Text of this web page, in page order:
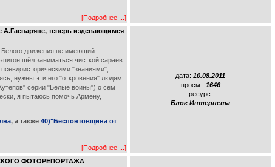
[Подробнее ...]
теперь издевающимся
Белого движения не имеющий
шёл заниматься чисткой сараев
"знаниями",
нужны эти его "откровения" людям
серии "Белые воины") о сём
я пытаюсь помочь Армену,
, а также 40)"Беспонтовщина от
[Подробнее ...]
дата: 10.08.2011
просм.: 1646
ресурс:
Блог Интернета
ФОТОРЕПОРТАЖА